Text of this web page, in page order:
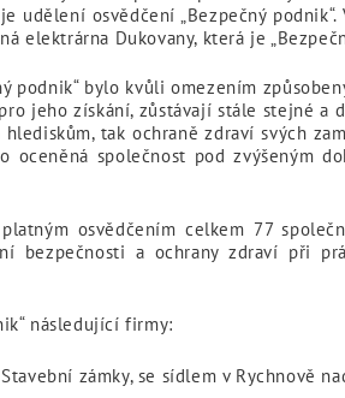
udělení osvědčení „Bezpečný
elektrárna Dukovany, která je
podnik“ bylo kvůli omezením
jeho získání, zůstávají stále stejné a
tak ochraně zdraví svých
společnost pod zvýšeným
osvědčením celkem 77
bezpečnosti a ochrany zdraví při
následující firmy:
zámky, se sídlem v Rychnově